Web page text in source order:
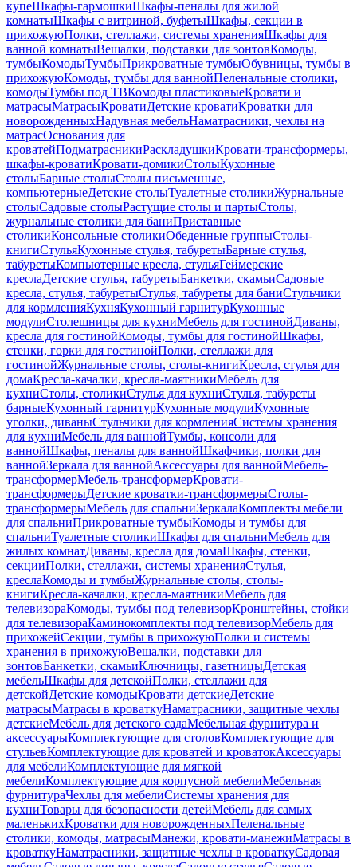
купеШкафы-гармошкиШкафы-пеналы для жилой
комнатыШкафы с витриной, буфетыШкафы, секции в
прихожуюПолки, стеллажи, системы храненияШкафы для
ванной комнатыВешалки, подставки для зонтовКомоды,
тумбыКомодыТумбыПрикроватные тумбыОбувницы, тумбы в
прихожуюКомоды, тумбы для ваннойПеленальные столики,
комодыТумбы под ТВКомоды пластиковыеКровати и
матрасыМатрасыКроватиДетские кроватиКроватки для
новорожденныхНадувная мебельНаматрасники, чехлы на
матрасОснования для
кроватейПодматрасникиРаскладушкиКровати-трансформеры,
шкафы-кроватиКровати-домикиСтолыКухонные
столыБарные столыСтолы письменные,
компьютерныеДетские столыТуалетные столикиЖурнальные
столыСадовые столыРастущие столы и партыСтолы,
журнальные столики для баниПриставные
столикиКонсольные столикиОбеденные группыСтолы-
книгиСтульяКухонные стулья, табуретыБарные стулья,
табуретыКомпьютерные кресла, стульяГеймерские
креслаДетские стулья, табуретыБанкетки, скамьиСадовые
кресла, стулья, табуретыСтулья, табуреты для баниСтульчики
для кормленияКухняКухонный гарнитурКухонные
модулиСтолешницы для кухниМебель для гостинойДиваны,
кресла для гостинойКомоды, тумбы для гостинойШкафы,
стенки, горки для гостинойПолки, стеллажи для
гостинойЖурнальные столы, столы-книгиКресла, стулья для
домаКресла-качалки, кресла-маятникиМебель для
кухниСтолы, столикиСтулья для кухниСтулья, табуреты
барныеКухонный гарнитурКухонные модулиКухонные
уголки, диваныСтульчики для кормленияСистемы хранения
для кухниМебель для ваннойТумбы, консоли для
ваннойШкафы, пеналы для ваннойШкафчики, полки для
ваннойЗеркала для ваннойАксессуары для ваннойМебель-
трансформерМебель-трансформерКровати-
трансформерыДетские кроватки-трансформерыСтолы-
трансформерыМебель для спальниЗеркалаКомплекты мебели
для спальниПрикроватные тумбыКомоды и тумбы для
спальниТуалетные столикиШкафы для спальниМебель для
жилых комнатДиваны, кресла для домаШкафы, стенки,
секцииПолки, стеллажи, системы храненияСтулья,
креслаКомоды и тумбыЖурнальные столы, столы-
книгиКресла-качалки, кресла-маятникиМебель для
телевизораКомоды, тумбы под телевизорКронштейны, стойки
для телевизораКаминокомплекты под телевизорМебель для
прихожейСекции, тумбы в прихожуюПолки и системы
хранения в прихожуюВешалки, подставки для
зонтовБанкетки, скамьиКлючницы, газетницыДетская
мебельШкафы для детскойПолки, стеллажи для
детскойДетские комодыКровати детскиеДетские
матрасыМатрасы в кроваткуНаматрасники, защитные чехлы
детскиеМебель для детского садаМебельная фурнитура и
аксессуарыКомплектующие для столовКомплектующие для
стульевКомплектующие для кроватей и кроватокАксессуары
для мебелиКомплектующие для мягкой
мебелиКомплектующие для корпусной мебелиМебельная
фурнитураЧехлы для мебелиСистемы хранения для
кухниТовары для безопасности детейМебель для самых
маленькихКроватки для новорожденныхПеленальные
столики, комоды, матрасыМанежи, кровати-манежиМатрасы в
кроваткуНаматрасники, защитные чехлы в кроваткуСадовая